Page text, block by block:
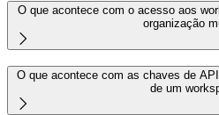
O que acontece com o acesso aos
organização

O que acontece com as chaves de
de um
